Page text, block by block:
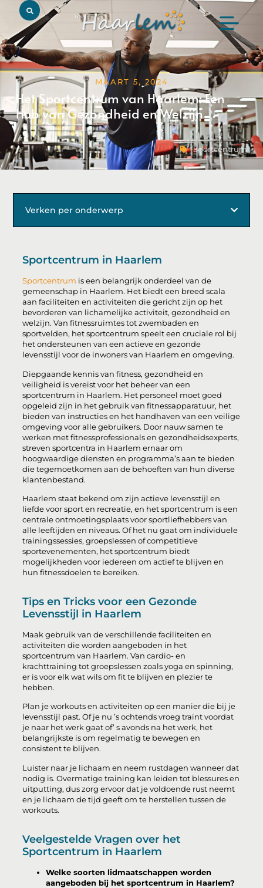
MAART 5, 2024
Het Sportcentrum van Haarlem: Een
Hub van Gezondheid en Welzijn
Sportcentrum
Sportcentrum in Haarlem
Sportcentrum is een belangrijk onderdeel van de
gemeenschap in Haarlem. Het biedt een breed scala
aan faciliteiten en activiteiten die gericht zijn op het
bevorderen van lichamelijke activiteit, gezondheid en
welzijn. Van fitnessruimtes tot zwembaden en
sportvelden, het sportcentrum speelt een cruciale rol bij
het ondersteunen van een actieve en gezonde
levensstijl voor de inwoners van Haarlem en omgeving.
Diepgaande kennis van fitness, gezondheid en
veiligheid is vereist voor het beheer van een
sportcentrum in Haarlem. Het personeel moet goed
opgeleid zijn in het gebruik van fitnessapparatuur, het
bieden van instructies en het handhaven van een veilige
omgeving voor alle gebruikers. Door nauw samen te
werken met fitnessprofessionals en gezondheidsexperts,
streven sportcentra in Haarlem ernaar om
hoogwaardige diensten en programma’s aan te bieden
die tegemoetkomen aan de behoeften van hun diverse
klantenbestand.
Haarlem staat bekend om zijn actieve levensstijl en
liefde voor sport en recreatie, en het sportcentrum is een
centrale ontmoetingsplaats voor sportliefhebbers van
alle leeftijden en niveaus. Of het nu gaat om individuele
trainingssessies, groepslessen of competitieve
sportevenementen, het sportcentrum biedt
mogelijkheden voor iedereen om actief te blijven en
hun fitnessdoelen te bereiken.
Tips en Tricks voor een Gezonde
Levensstijl in Haarlem
Maak gebruik van de verschillende faciliteiten en
activiteiten die worden aangeboden in het
sportcentrum van Haarlem. Van cardio- en
krachttraining tot groepslessen zoals yoga en spinning,
er is voor elk wat wils om fit te blijven en plezier te
hebben.
Plan je workouts en activiteiten op een manier die bij je
levensstijl past. Of je nu ’s ochtends vroeg traint voordat
je naar het werk gaat of’ s avonds na het werk, het
belangrijkste is om regelmatig te bewegen en
consistent te blijven.
Luister naar je lichaam en neem rustdagen wanneer dat
nodig is. Overmatige training kan leiden tot blessures en
uitputting, dus zorg ervoor dat je voldoende rust neemt
en je lichaam de tijd geeft om te herstellen tussen de
workouts.
Veelgestelde Vragen over het
Sportcentrum in Haarlem
Welke soorten lidmaatschappen worden
aangeboden bij het sportcentrum in Haarlem?
Verken per onderwerp